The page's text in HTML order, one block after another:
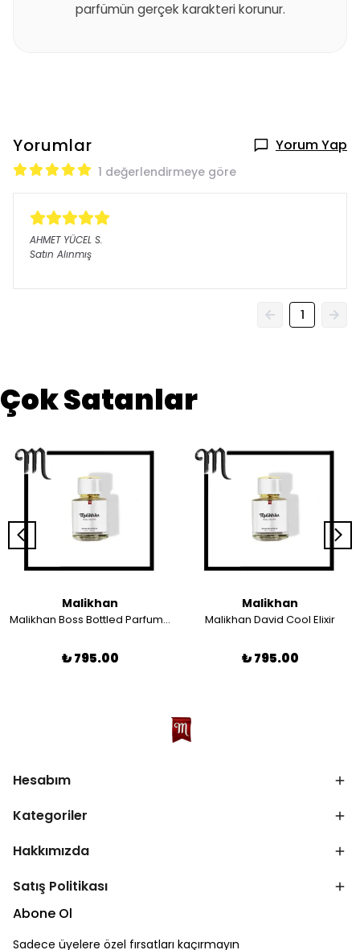
parfümün gerçek karakteri korunur.
Yorumlar Yorum Yap
1 değerlendirmeye göre
AHMET YÜCEL S.
Satın Alınmış
1
Çok Satanlar
Malikhan
Malikhan Boss Bottled Parfum 2022
₺ 795.00
Malikhan
Malikhan David Cool Elixir
₺ 795.00
Hesabım
Kategoriler
Hakkımızda
Satış Politikası
Abone Ol
Sadece üyelere özel fırsatları kaçırmayın